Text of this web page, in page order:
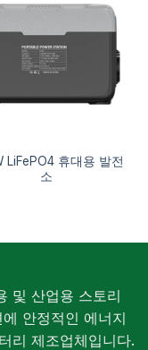
LiFePO4 휴대용 발전
소
및 산업용 스토리
안정적인 에너지
리 제조업체입니다.